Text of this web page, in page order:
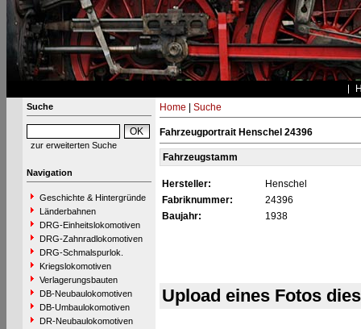
Suche
zur erweiterten Suche
Navigation
Geschichte & Hintergründe
Länderbahnen
DRG-Einheitslokomotiven
DRG-Zahnradlokomotiven
DRG-Schmalspurlok.
Kriegslokomotiven
Verlagerungsbauten
DB-Neubaulokomotiven
DB-Umbaulokomotiven
DR-Neubaulokomotiven
Home Suche
Fahrzeugportrait Henschel 24396
Fahrzeugstamm
Hersteller:
Henschel
Fabriknummer:
24396
Baujahr:
1938
Upload eines Fotos